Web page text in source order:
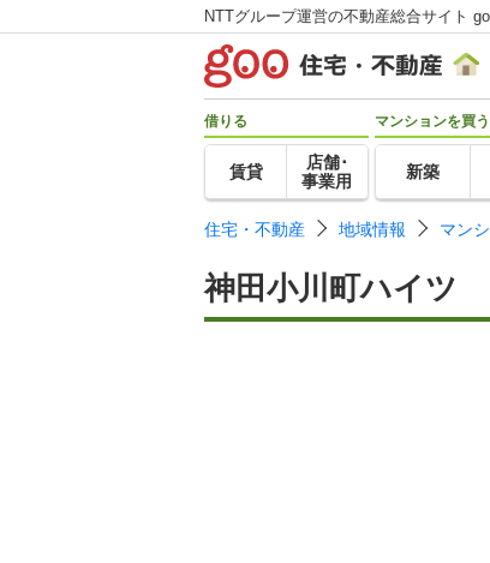
NTTグループ運営の不動産総合サイト
借りる
賃貸
店舗･
事業用
マンションを買う
新築
住宅・不動産 地域情報 マン
神田小川町ハイツ